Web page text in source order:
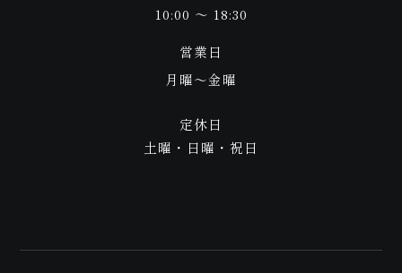
ご来
10:00 ～ 18:30
営業日
月曜〜金曜
定休日
土曜・日曜・祝日